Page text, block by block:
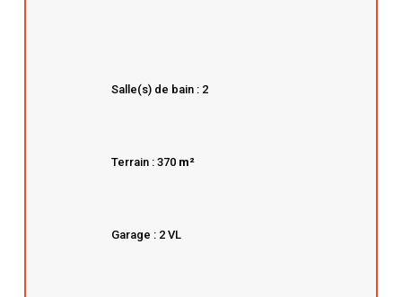
Salle(s) de bain : 2
Terrain : 370 m²
Garage : 2 VL